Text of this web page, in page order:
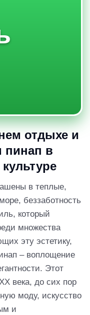
отдыхе и
в
в теплые,
беззаботность
который
множества
эту эстетику,
– воплощение
Этот
века, до сих пор
моду, искусство
и